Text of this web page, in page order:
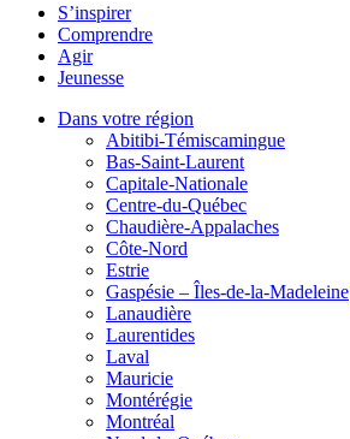
S’inspirer
Comprendre
Agir
Jeunesse
Dans votre région
Abitibi-Témiscamingue
Bas-Saint-Laurent
Capitale-Nationale
Centre-du-Québec
Chaudière-Appalaches
Côte-Nord
Estrie
Gaspésie – Îles-de-la-Madeleine
Lanaudière
Laurentides
Laval
Mauricie
Montérégie
Montréal